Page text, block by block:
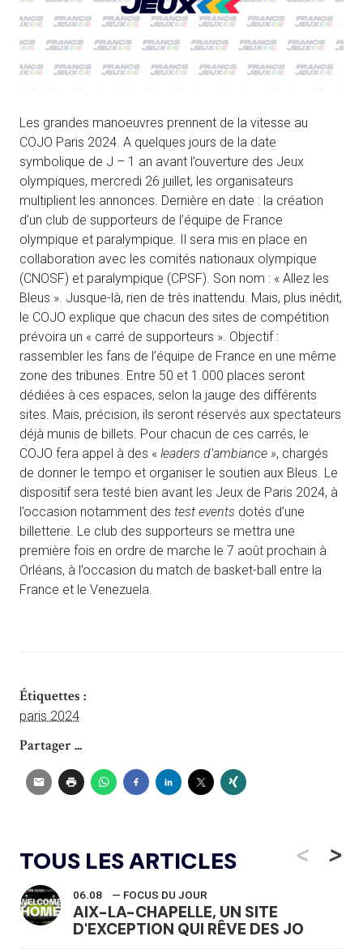
Les grandes manoeuvres prennent de la vitesse au
COJO Paris 2024. A quelques jours de la date
symbolique de J – 1 an avant l’ouverture des Jeux
olympiques, mercredi 26 juillet, les organisateurs
multiplient les annonces. Dernière en date : la création
d’un club de supporteurs de l’équipe de France
olympique et paralympique. Il sera mis en place en
collaboration avec les comités nationaux olympique
(CNOSF) et paralympique (CPSF). Son nom : « Allez les
Bleus ». Jusque-là, rien de très inattendu. Mais, plus inédit,
le COJO explique que chacun des sites de compétition
prévoira un « carré de supporteurs ». Objectif :
rassembler les fans de l’équipe de France en une même
zone des tribunes. Entre 50 et 1.000 places seront
dédiées à ces espaces, selon la jauge des différents
sites. Mais, précision, ils seront réservés aux spectateurs
déjà munis de billets. Pour chacun de ces carrés, le
COJO fera appel à des « leaders d’ambiance », chargés
de donner le tempo et organiser le soutien aux Bleus. Le
dispositif sera testé bien avant les Jeux de Paris 2024, à
l’occasion notamment des test events dotés d’une
billetterie. Le club des supporteurs se mettra une
première fois en ordre de marche le 7 août prochain à
Orléans, à l’occasion du match de basket-ball entre la
France et le Venezuela.
Étiquettes :
paris 2024
Partager ...
TOUS LES ARTICLES <
06.08 — FOCUS DU JOUR
AIX-LA-CHAPELLE, UN SITE
D'EXCEPTION QUI RÊVE DES JO
>